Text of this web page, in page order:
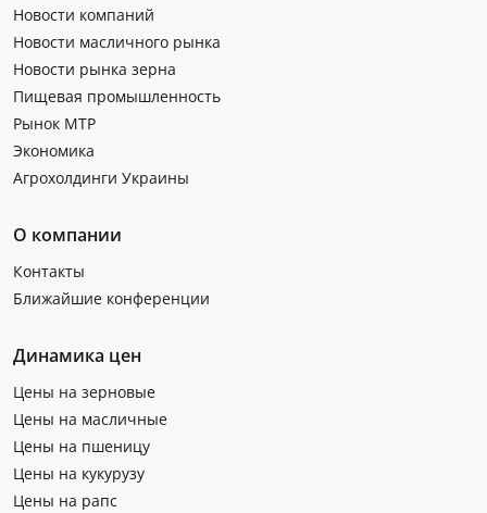
Новости компаний
Новости масличного рынка
Новости рынка зерна
Пищевая промышленность
Рынок МТР
Экономика
Агрохолдинги Украины
О компании
Контакты
Ближайшие конференции
Динамика цен
Цены на зерновые
Цены на масличные
Цены на пшеницу
Цены на кукурузу
Цены на рапс